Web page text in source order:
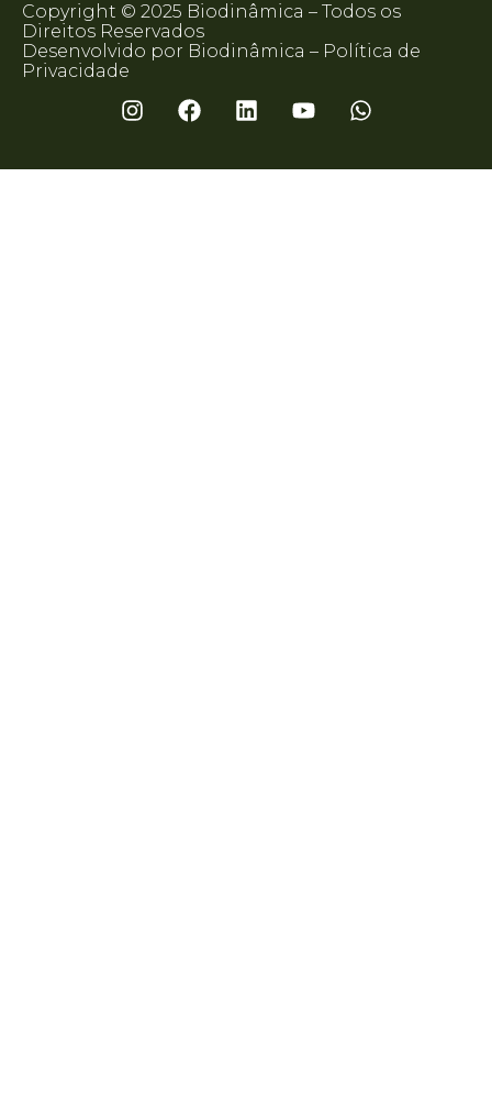
Copyright © 2025 Biodinâmica – Todos os
Direitos Reservados
Desenvolvido por Biodinâmica – Política de
Privacidade